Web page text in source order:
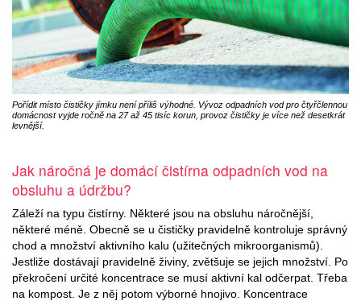
Pořídit místo čističky jímku není příliš výhodné. Vývoz odpadních vod pro čtyřčlennou
domácnost vyjde ročně na 27 až 45 tisíc korun, provoz čističky je více než desetkrát
levnější.
Jak náročná je domácí čistírna odpadních vod na
obsluhu a údržbu?
Záleží na typu čistírny. Některé jsou na obsluhu náročnější,
některé méně. Obecně se u čističky pravidelně kontroluje správný
chod a množství aktivního kalu (užitečných mikroorganismů).
Jestliže dostávají pravidelně živiny, zvětšuje se jejich množství. Po
překročení určité koncentrace se musí aktivní kal odčerpat. Třeba
na kompost. Je z něj potom výborné hnojivo. Koncentrace